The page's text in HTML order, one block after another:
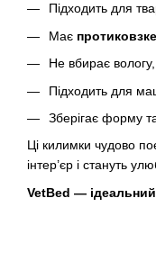
Підходить для
Має
Не вбирає
Підходить для
Зберігає форму
Ці килимки чудово
інтер’єр і стануть
VetBed —